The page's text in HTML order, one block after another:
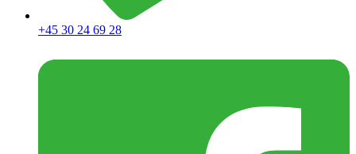
+45 30 24 69 28